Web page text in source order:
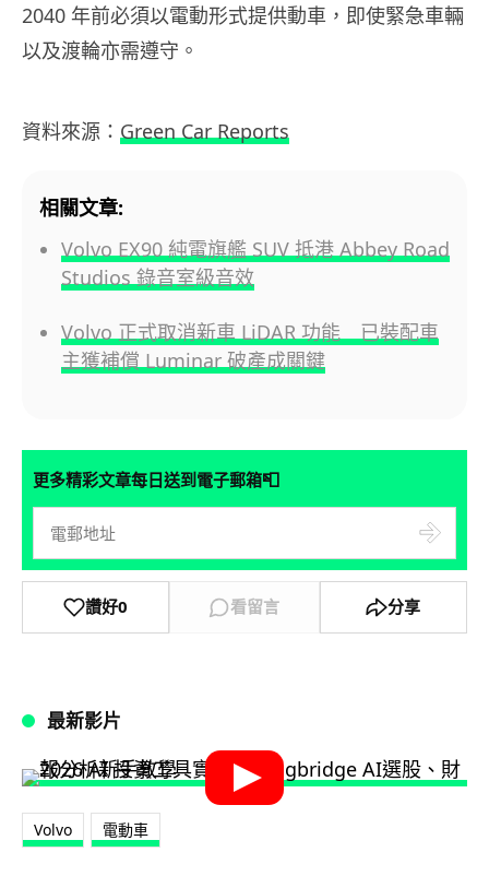
2040 年前必須以電動形式提供動車，即使緊急車輛
以及渡輪亦需遵守。
資料來源： Green Car Reports
相關文章:
Volvo EX90 純電旗艦 SUV 抵港 Abbey Road
Studios 錄音室級音效
Volvo 正式取消新車 LiDAR 功能 已裝配車
主獲補償 Luminar 破產成關鍵
更多精彩文章每日送到電子郵箱📮
讚好0 看留言 分享
最新影片
Volvo 電動車